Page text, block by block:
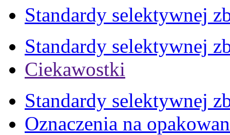
Standardy selektywnej
Standardy selektywnej
Ciekawostki
Standardy selektywnej
Oznaczenia na